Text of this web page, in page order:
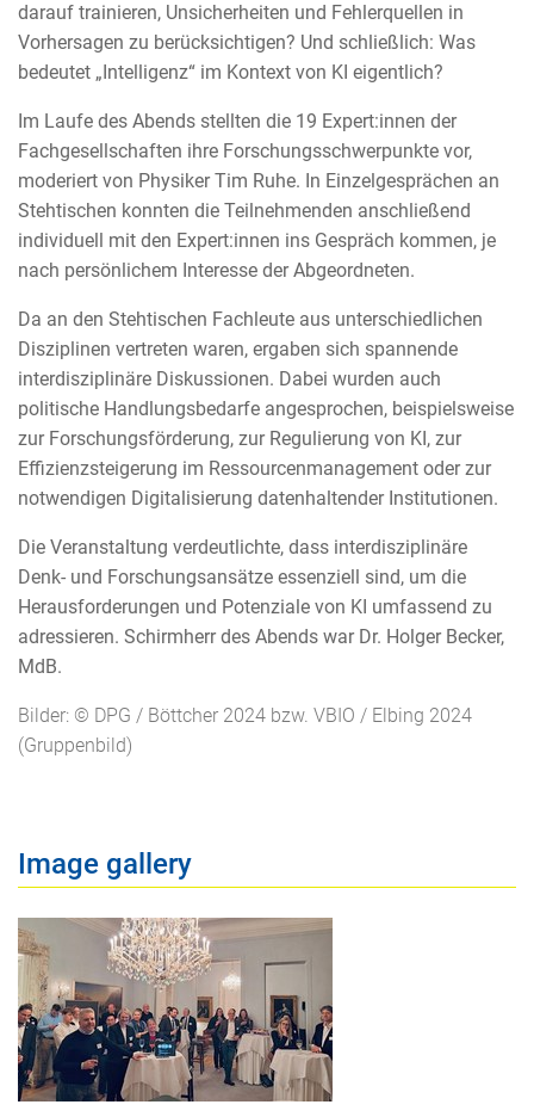
darauf trainieren, Unsicherheiten und Fehlerquellen in
Vorhersagen zu berücksichtigen? Und schließlich: Was
bedeutet „Intelligenz“ im Kontext von KI eigentlich?
Im Laufe des Abends stellten die 19 Expert:innen der
Fachgesellschaften ihre Forschungsschwerpunkte vor,
moderiert von Physiker Tim Ruhe. In Einzelgesprächen an
Stehtischen konnten die Teilnehmenden anschließend
individuell mit den Expert:innen ins Gespräch kommen, je
nach persönlichem Interesse der Abgeordneten.
Da an den Stehtischen Fachleute aus unterschiedlichen
Disziplinen vertreten waren, ergaben sich spannende
interdisziplinäre Diskussionen. Dabei wurden auch
politische Handlungsbedarfe angesprochen, beispielsweise
zur Forschungsförderung, zur Regulierung von KI, zur
Effizienzsteigerung im Ressourcenmanagement oder zur
notwendigen Digitalisierung datenhaltender Institutionen.
Die Veranstaltung verdeutlichte, dass interdisziplinäre
Denk- und Forschungsansätze essenziell sind, um die
Herausforderungen und Potenziale von KI umfassend zu
adressieren. Schirmherr des Abends war Dr. Holger Becker,
MdB.
Bilder: © DPG / Böttcher 2024 bzw. VBIO / Elbing 2024
(Gruppenbild)
Image gallery